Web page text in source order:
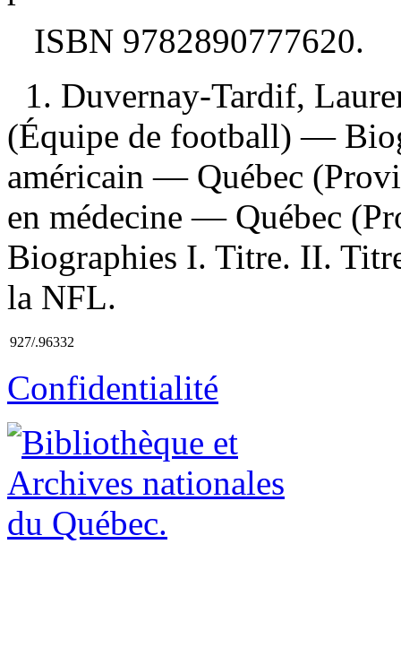
ISBN 9782890777620.
1. Duvernay-Tardif,
(Équipe de football) —
américain — Québec
en médecine — Québec
Biographies I. Titre. II.
la NFL.
927/.96332
Confidentialité